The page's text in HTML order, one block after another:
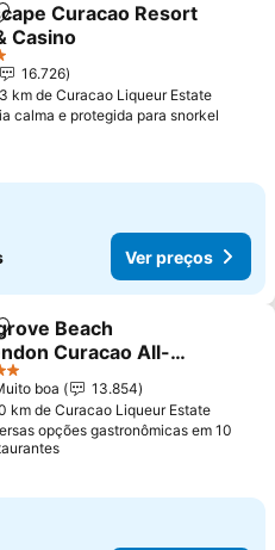
aos favoritos
Curacao Resort
Casino
16.726
km de Curacao Liqueur Estate
calma e protegida para snorkel
Ver preços
aos favoritos
Beach
Curacao All-
Resort, Curio by
boa
13.854
km de Curacao Liqueur Estate
opções gastronômicas em 10